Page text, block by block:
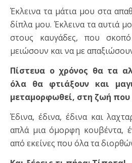
Έκλεινα τα μάτια μου στα
δίπλα μου. Έκλεινα τα αυτιά
στους καυγάδες, που
μειώσουν και να με
Πίστευα ο χρόνος θα τα
όλα θα φτιάξουν και
μεταμορφωθεί, στη ζωή που
Έδινα, έδινα, έδινα και
απλά μια όμορφη κουβέντα,
από εκείνες που όλα τα